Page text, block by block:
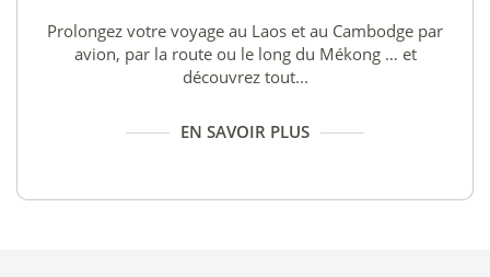
Prolongez votre voyage au Laos et au Cambodge par
avion, par la route ou le long du Mékong … et
découvrez tout...
EN SAVOIR PLUS